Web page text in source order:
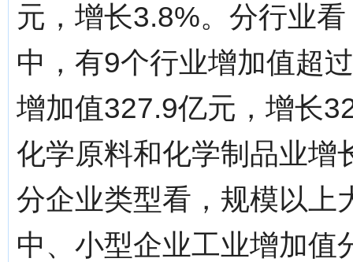
元，增长3.8%。分行业
中，有9个行业增加值超
增加值327.9亿元，增长
化学原料和化学制品业增
分企业类型看，规模以上
中、小型企业工业增加值